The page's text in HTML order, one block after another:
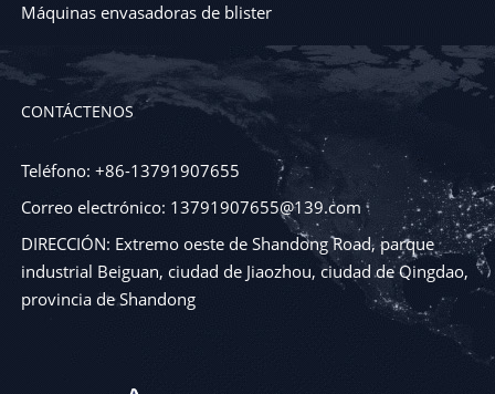
Máquinas envasadoras de blister
CONTÁCTENOS
Teléfono: +86-13791907655
Correo electrónico: 13791907655@139.com
DIRECCIÓN: Extremo oeste de Shandong Road, parque
industrial Beiguan, ciudad de Jiaozhou, ciudad de Qingdao,
provincia de Shandong